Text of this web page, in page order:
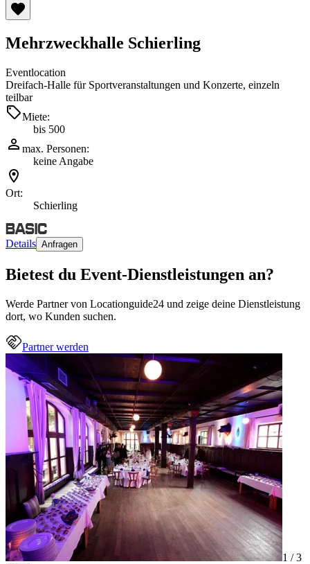
Mehrzweckhalle Schierling
Eventlocation
Dreifach-Halle für Sportveranstaltungen und Konzerte, einzeln
teilbar
Miete:
bis 500
max. Personen:
keine Angabe
Ort:
Schierling
Details Anfragen
Bietest du Event-Dienstleistungen an?
Werde Partner von Locationguide24 und zeige deine Dienstleistung
dort, wo Kunden suchen.
Partner werden
1 /3